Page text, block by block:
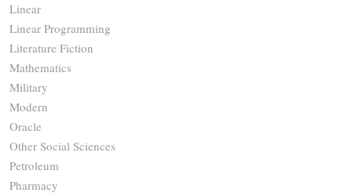
Linear
Linear Programming
Literature Fiction
Mathematics
Military
Modern
Oracle
Other Social Sciences
Petroleum
Pharmacy